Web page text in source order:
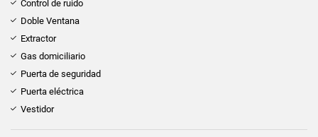
Control de ruido
Doble Ventana
Extractor
Gas domiciliario
Puerta de seguridad
Puerta eléctrica
Vestidor